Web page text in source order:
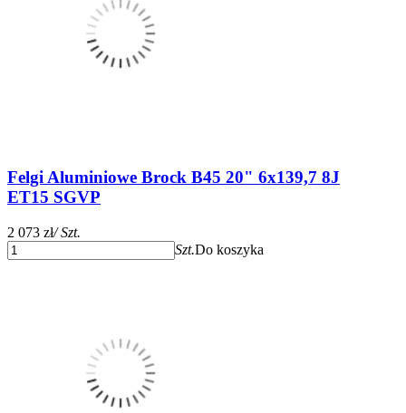
Felgi Aluminiowe Brock B45 20" 6x139,7 8J
ET15 SGVP
2 073 zł/ Szt.
Szt.Do koszyka